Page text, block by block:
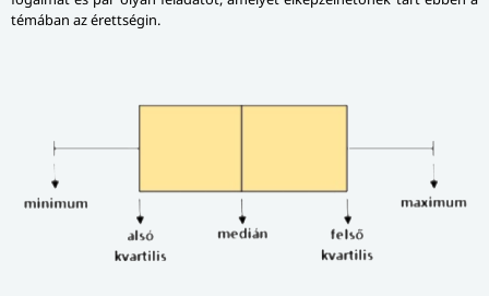
témában az érettségin.